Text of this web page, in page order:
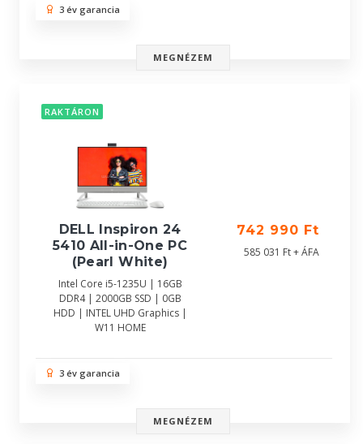
3 év garancia
MEGNÉZEM
RAKTÁRON
DELL Inspiron 24
5410 All-in-One PC
(Pearl White)
Intel Core i5-1235U | 16GB
DDR4 | 2000GB SSD | 0GB
HDD | INTEL UHD Graphics |
W11 HOME
742 990 Ft
585 031 Ft + ÁFA
3 év garancia
MEGNÉZEM